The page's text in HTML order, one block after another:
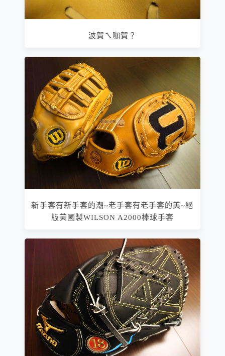
波賀ㄟ咖賀？
新手套有新手套的潮~老手套有老手套的美~絕
版美國製WILSON A2000棒球手套